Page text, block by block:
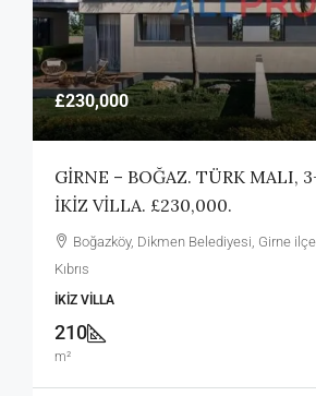
£230,000
GİRNE – BOĞAZ. TÜRK MALI,
İKİZ VİLLA. £230,000.
Boğazköy, Dikmen Belediyesi, Girne
Kıbrıs
İKIZ VILLA
210
m²